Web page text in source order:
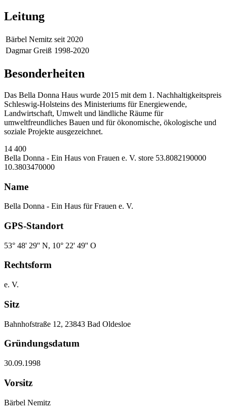
Leitung
Bärbel Nemitz seit 2020
Dagmar Greiß 1998-2020
Besonderheiten
Das Bella Donna Haus wurde 2015 mit dem 1. Nachhaltigkeitspreis
Schleswig-Holsteins des Ministeriums für Energiewende,
Landwirtschaft, Umwelt und ländliche Räume für
umweltfreundliches Bauen und für ökonomische, ökologische und
soziale Projekte ausgezeichnet.
14 400
Bella Donna - Ein Haus von Frauen e. V. store 53.8082190000
10.3803470000
Name
Bella Donna - Ein Haus für Frauen e. V.
GPS-Standort
53° 48' 29'' N, 10° 22' 49'' O
Rechtsform
e. V.
Sitz
Bahnhofstraße 12, 23843 Bad Oldesloe
Gründungsdatum
30.09.1998
Vorsitz
Bärbel Nemitz